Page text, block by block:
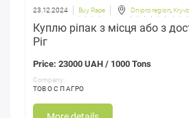
23.12.2024 Buy Rape Dnipro region
Куплю ріпак з місця або з
Ріг
Price: 23000 UAH / 1000 Tons
Company:
ТОВ О С П АГРО